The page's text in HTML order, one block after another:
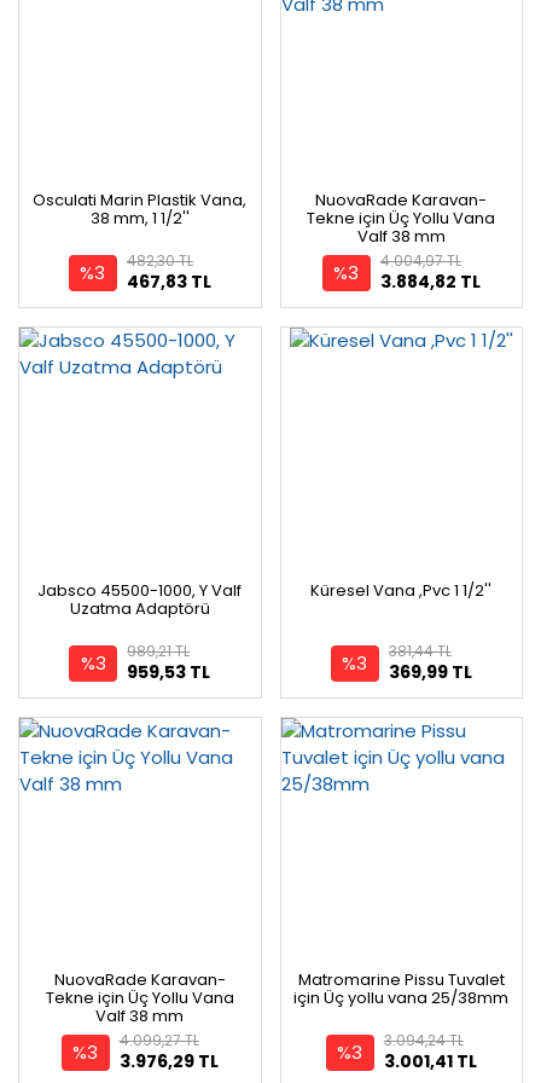
Osculati Marin Plastik Vana,
38 mm, 1 1/2''
%3 467,83 TL
482,30 TL
NuovaRade Karavan-
Tekne için Üç Yollu Vana
Valf 38 mm
%3 3.884,82 TL
4.004,97 TL
Jabsco 45500-1000, Y Valf
Uzatma Adaptörü
%3 959,53 TL
989,21 TL
Küresel Vana ,Pvc 1 1/2''
%3 369,99 TL
381,44 TL
NuovaRade Karavan-
Tekne için Üç Yollu Vana
Valf 38 mm
%3 3.976,29 TL
4.099,27 TL
Matromarine Pissu Tuvalet
için Üç yollu vana 25/38mm
%3 3.001,41 TL
3.094,24 TL